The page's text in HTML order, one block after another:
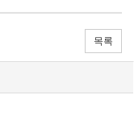
목록